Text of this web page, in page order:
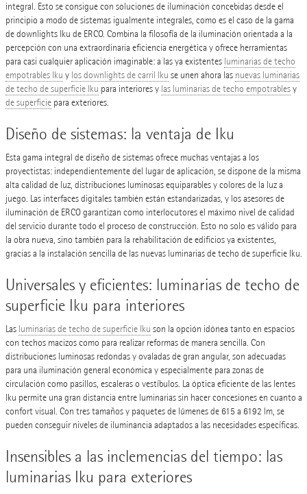
integral. Esto se consigue con soluciones de iluminación concebidas desde el
principio a modo de sistemas igualmente integrales, como es el caso de la gama
de downlights Iku de ERCO. Combina la filosofía de la iluminación orientada a la
percepción con una extraordinaria eficiencia energética y ofrece herramientas
para casi cualquier aplicación imaginable: a las ya existentes luminarias de techo
empotrables Iku y los downlights de carril Iku se unen ahora las nuevas luminarias
de techo de superficie Iku para interiores y las luminarias de techo empotrablesy
de superficiepara exteriores.
Diseño de sistemas: la ventaja de Iku
Esta gama integral de diseño de sistemas ofrece muchas ventajas a los
proyectistas: independientemente del lugar de aplicación, se dispone de la misma
alta calidad de luz, distribuciones luminosas equiparables y colores de la luz a
juego. Las interfaces digitales también están estandarizadas, y los asesores de
iluminación de ERCO garantizan como interlocutores el máximo nivel de calidad
del servicio durante todo el proceso de construcción. Esto no solo es válido para
la obra nueva, sino también para la rehabilitación de edificios ya existentes,
gracias a la instalación sencilla de las nuevas luminarias de techo de superficie Iku.
Universales y eficientes: luminarias de techo de
superficie Iku para interiores
Las luminarias de techo de superficie Iku son la opción idónea tanto en espacios
con techos macizos como para realizar reformas de manera sencilla. Con
distribuciones luminosas redondas y ovaladas de gran angular, son adecuadas
para una iluminación general económica y especialmente para zonas de
circulación como pasillos, escaleras o vestíbulos. La óptica eficiente de las lentes
Iku permite una gran distancia entre luminarias sin hacer concesiones en cuanto a
confort visual. Con tres tamaños y paquetes de lúmenes de 615 a 6192 lm, se
pueden conseguir niveles de iluminancia adaptados a las necesidades específicas.
Insensibles a las inclemencias del tiempo: las
luminarias Iku para exteriores